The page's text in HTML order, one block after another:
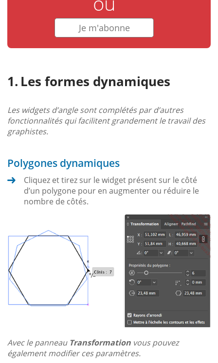
Je m'abonne
Les formes dynamiques
Les widgets d’angle sont complétés par d’autres
fonctionnalités qui facilitent grandement le travail des
graphistes.
Polygones dynamiques
Cliquez et tirez sur le widget présent sur le côté
d’un polygone pour en augmenter ou réduire le
nombre de côtés.
Avec le panneau Transformation vous pouvez
également modifier ces paramètres.